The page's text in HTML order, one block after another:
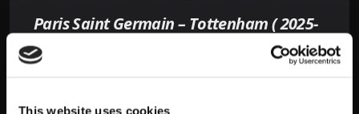
This website uses cookies
Paris Saint Germain – Tottenham ( 2025-
08-13 21:00 ) Kursy, Typy – Kto będzie
lepszy?
Paris Saint-Germain – Tottenham, Typy Emocje na Parc